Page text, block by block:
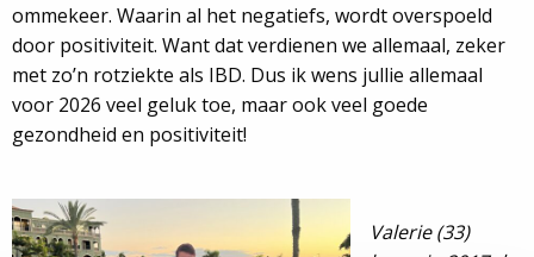
ommekeer. Waarin al het negatiefs, wordt overspoeld
door positiviteit. Want dat verdienen we allemaal, zeker
met zo’n rotziekte als IBD. Dus ik wens jullie allemaal
voor 2026 veel geluk toe, maar ook veel goede
gezondheid en positiviteit!
Valerie (33)